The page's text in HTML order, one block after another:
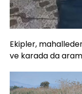
Ekipler,
ve karada da